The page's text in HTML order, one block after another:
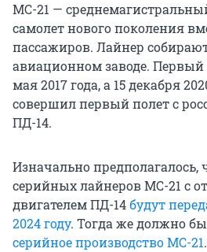
МС-21 —
самолет нового поколения
пассажиров. Лайнер
авиационном заводе. Первый
мая 2017 года, а 15 декабря
совершил первый полет с
ПД-14.
Изначально предполагалось,
серийных лайнеров МС-21 с
двигателем ПД-14будут
2024 году. Тогда же должно
серийное производство МС-21